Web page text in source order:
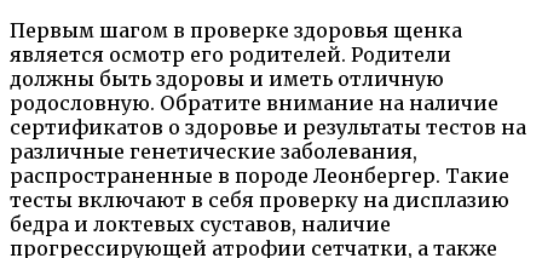
Первым шагом в проверке здоровья щенка
является осмотр его родителей. Родители
должны быть здоровы и иметь отличную
родословную. Обратите внимание на наличие
сертификатов о здоровье и результаты тестов на
различные генетические заболевания,
распространенные в породе Леонбергер. Такие
тесты включают в себя проверку на дисплазию
бедра и локтевых суставов, наличие
прогрессирующей атрофии сетчатки, а также